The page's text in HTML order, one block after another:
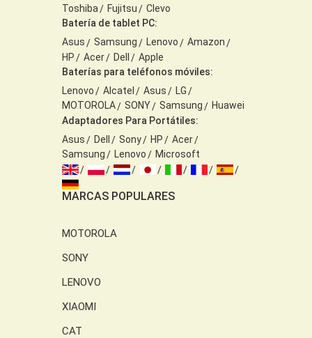
Toshiba
Fujitsu
Clevo
Batería de tablet PC:
Asus
Samsung Lenovo
Amazon
HP
Acer Dell
Apple
Baterías para teléfonos móviles:
Lenovo
Alcatel Asus
LG
MOTOROLA
SONY Samsung
Huawei
Adaptadores Para Portátiles:
Asus
Dell Sony HP
Acer
Samsung
Lenovo Microsoft
MARCAS POPULARES
MOTOROLA
SONY
LENOVO
XIAOMI
CAT